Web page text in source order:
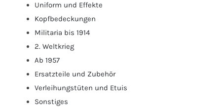
Uniform und Effekte
Kopfbedeckungen
Militaria bis 1914
2. Weltkrieg
Ab 1957
Ersatzteile und Zubehör
Verleihungstüten und Etuis
Sonstiges